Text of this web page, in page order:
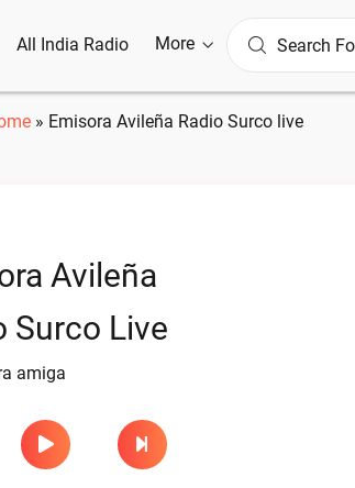
All India Radio More
» Emisora Avileña Radio Surco live
Avileña
Surco Live
amiga